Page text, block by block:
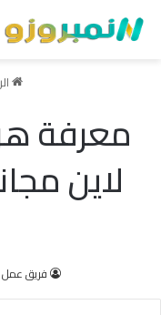
معرفة
لاين
فريق عمل